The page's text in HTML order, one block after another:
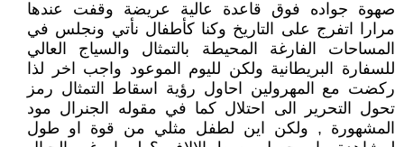
صهوة جواده فوق قاعدة عالية عريضة وقفت عندها
مرارا اتفرج على التاريخ وكنا كأطفال نأتي ونجلس في
المساحات الفارغة المحيطة بالتمثال والسياج العالي
للسفارة البريطانية ولكن لليوم الموعود واجب اخر لذا
ركضت مع المهرولين احاول رؤية اسقاط التمثال رمز
تحول التحرير الى احتلال كما في مقوله الجنرال مود
المشهورة , ولكن اين لطفل مثلي من قوة او طول